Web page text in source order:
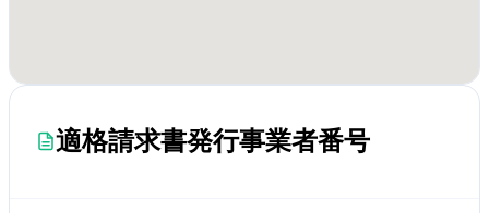
適格請求書発行事業者番号